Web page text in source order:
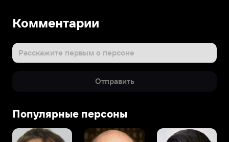
Комментарии
Расскажите первым о персоне
Отправить
Популярные персоны